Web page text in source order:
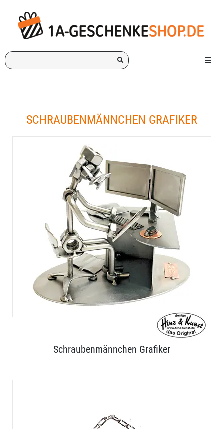
Ich
suche
Menü
SCHRAUBENMÄNNCHEN GRAFIKER
Schraubenmännchen Grafiker